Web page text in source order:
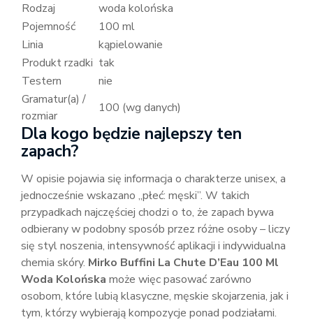
Rodzaj
woda kolońska
Pojemność
100 ml
Linia
kąpielowanie
Produkt rzadki tak
Testern
nie
Gramatur(a) /
rozmiar
100 (wg danych)
Dla kogo będzie najlepszy ten
zapach?
W opisie pojawia się informacja o charakterze unisex, a
jednocześnie wskazano „płeć: męski”. W takich
przypadkach najczęściej chodzi o to, że zapach bywa
odbierany w podobny sposób przez różne osoby – liczy
się styl noszenia, intensywność aplikacji i indywidualna
chemia skóry. Mirko Buffini La Chute D’Eau 100 Ml
Woda Kolońska może więc pasować zarówno
osobom, które lubią klasyczne, męskie skojarzenia, jak i
tym, którzy wybierają kompozycje ponad podziałami.